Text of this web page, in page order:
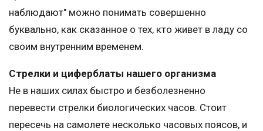
наблюдают" можно понимать совершенно
буквально, как сказанное о тех, кто живет в ладу со
своим внутренним временем.
Стрелки и циферблаты нашего организма
Не в наших силах быстро и безболезненно
перевести стрелки биологических часов. Стоит
пересечь на самолете несколько часовых поясов, и